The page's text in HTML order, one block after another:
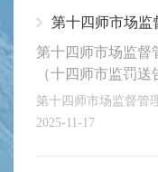
第十四师市场监督
（十四师市监罚送
第十四师市场监督管
2025-11-17